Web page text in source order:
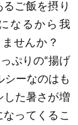
ご飯を摂り
なるから我
ませんか？
ぷりの“揚げ
シーなのはも
した暑さが増
ってくるこ